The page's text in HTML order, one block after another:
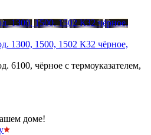
1300, 1500, 1502 К32 чёрное,
1300, 1500, 1502 К32 чёрное,
6100, чёрное с термоуказателем,
доме!